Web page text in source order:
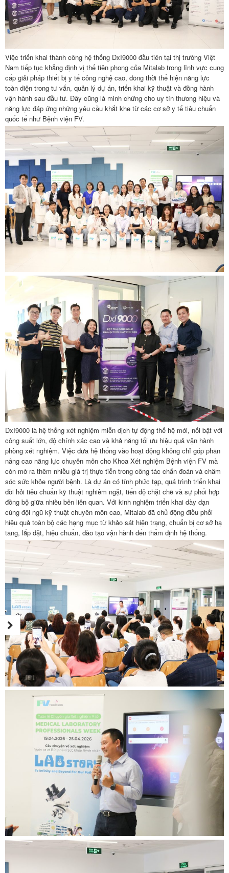
Việc triển khai thành công hệ thống DxI9000 đầu tiên tại thị trường Việt
Nam tiếp tục khẳng định vị thế tiên phong của Mitalab trong lĩnh vực cung
cấp giải pháp thiết bị y tế công nghệ cao, đồng thời thể hiện năng lực
toàn diện trong tư vấn, quản lý dự án, triển khai kỹ thuật và đồng hành
vận hành sau đầu tư. Đây cũng là minh chứng cho uy tín thương hiệu và
năng lực đáp ứng những yêu cầu khắt khe từ các cơ sở y tế tiêu chuẩn
quốc tế như Bệnh viện FV.
DxI9000 là hệ thống xét nghiệm miễn dịch tự động thế hệ mới, nổi bật với
công suất lớn, độ chính xác cao và khả năng tối ưu hiệu quả vận hành
phòng xét nghiệm. Việc đưa hệ thống vào hoạt động không chỉ góp phần
nâng cao năng lực chuyên môn cho Khoa Xét nghiệm Bệnh viện FV mà
còn mở ra thêm nhiều giá trị thực tiễn trong công tác chẩn đoán và chăm
sóc sức khỏe người bệnh. Là dự án có tính phức tạp, quá trình triển khai
đòi hỏi tiêu chuẩn kỹ thuật nghiêm ngặt, tiến độ chặt chẽ và sự phối hợp
đồng bộ giữa nhiều bên liên quan. Với kinh nghiệm triển khai dày dạn
cùng đội ngũ kỹ thuật chuyên môn cao, Mitalab đã chủ động điều phối
hiệu quả toàn bộ các hạng mục từ khảo sát hiện trạng, chuẩn bị cơ sở hạ
tầng, lắp đặt, hiệu chuẩn, đào tạo vận hành đến thẩm định hệ thống.